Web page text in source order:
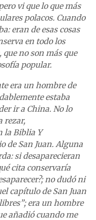
vi que lo que más
polacos. Cuando
eran de esas cosas
en todo los
que no son más que
popular.
era un hombre de
estaba
ir a China. No lo
rezar,
la Biblia Y
de San Juan. Alguna
si desaparecieran
cita conservaría
no dudó ni
capítulo de San Juan
era un hombre
añadió cuando me